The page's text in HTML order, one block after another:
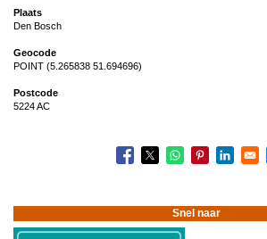
Plaats
Den Bosch
Geocode
POINT (5.265838 51.694696)
Postcode
5224 AC
Snel naar